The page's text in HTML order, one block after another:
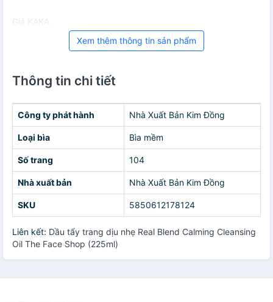
Giá KAKA
Xem thêm thông tin sản phẩm
Thông tin chi tiết
Công ty phát hành Nhà Xuất Bản Kim Đồng
Loại bìa Bìa mềm
Số trang 104
Nhà xuất bản Nhà Xuất Bản Kim Đồng
SKU 5850612178124
Liên kết: Dầu tẩy trang dịu nhẹ Real Blend Calming Cleansing
Oil The Face Shop (225ml)